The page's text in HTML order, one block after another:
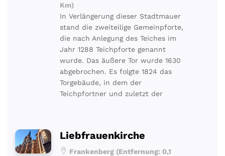
Km)
In Verlängerung dieser Stadtmauer
stand die zweiteilige Gemeinpforte,
die nach Anlegung des Teiches im
Jahr 1288 Teichpforte genannt
wurde. Das äußere Tor wurde 1630
abgebrochen. Es folgte 1824 das
Torgebäude, in dem der
Teichpfortner und zuletzt der
Liebfrauenkirche
Frankenberg (Entfernung: 0,1